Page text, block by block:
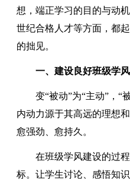
想，端正学习的目的与动
世纪合格人才等方面，都
的拙见。
一、建设良好班级学
变“被动”为“主动”，“
内动力源于其高远的理想
愈强劲、愈持久。
在班级学风建设的过
标。让学生讨论、感悟知